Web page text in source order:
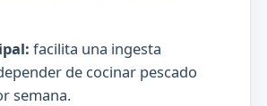
facilita una ingesta
de cocinar pescado
semana.